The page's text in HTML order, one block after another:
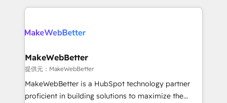
technical agency for a growth problem. Hire a
service creative agencies in the HubSpot
winning design to build scalable, globally
marketing campaigns, & RevOps frameworks that
fuel long-term success We connect the entire
customer lifecycle through seamless integrations,
ensure long-term adoption with change-
MakeWebBetter
提供元：MakeWebBetter
MakeWebBetter is a HubSpot technology partner
proficient in building solutions to maximize the